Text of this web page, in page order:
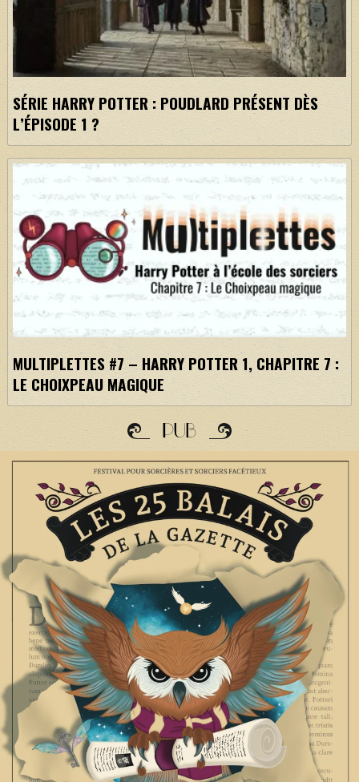
SÉRIE HARRY POTTER : POUDLARD PRÉSENT DÈS
L’ÉPISODE 1 ?
MULTIPLETTES #7 – HARRY POTTER 1, CHAPITRE 7 :
LE CHOIXPEAU MAGIQUE
PUB